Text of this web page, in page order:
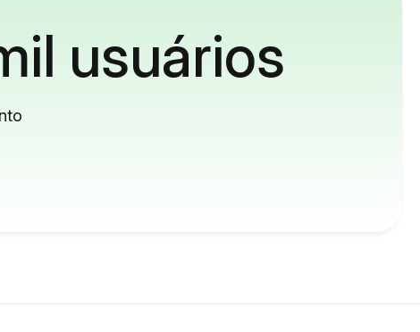
usuários